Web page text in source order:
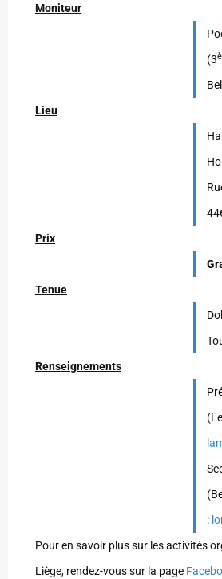
Moniteur
(3
Lieu
Prix
Tenue
Renseignements
:
Pour en savoir plus sur les activités
Liège, rendez-vous sur la page